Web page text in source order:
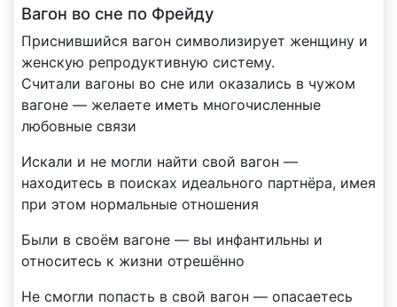
Вагон во сне по Фрейду
Приснившийся вагон символизирует женщину и
женскую репродуктивную систему.
Считали вагоны во сне или оказались в чужом
вагоне — желаете иметь многочисленные
любовные связи
Искали и не могли найти свой вагон —
находитесь в поисках идеального партнёра, имея
при этом нормальные отношения
Были в своём вагоне — вы инфантильны и
относитесь к жизни отрешённо
Не смогли попасть в свой вагон — опасаетесь